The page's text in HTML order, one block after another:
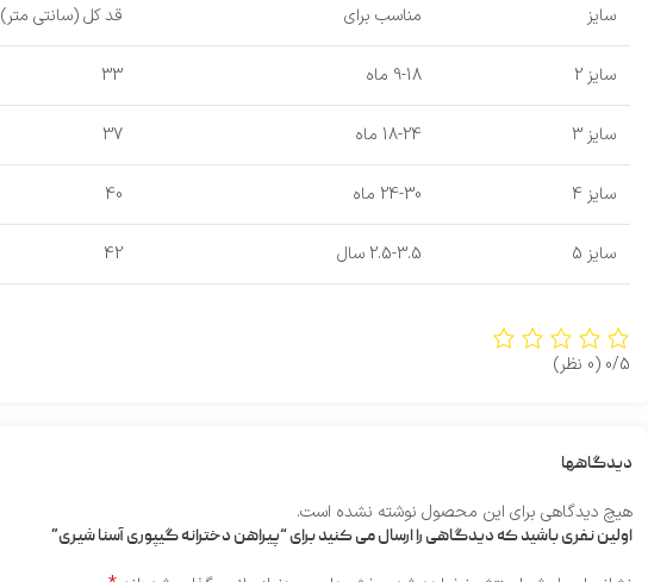
سایز مناسب برای قد کل (سانتی متر)
سایز 2 9-18 ماه 33
سایز 3 18-24 ماه 37
سایز 4 24-30 ماه 40
سایز 5 2.5-3.5 سال 42
0/5 (0 نظر)
دیدگاهها
هیچ دیدگاهی برای این محصول نوشته نشده است.
اولین نفری باشید که دیدگاهی را ارسال می کنید برای “پیراهن دخترانه گیپوری آسنا شیری”